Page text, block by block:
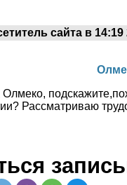
сайта в
Олмеко,
Рассматриваю